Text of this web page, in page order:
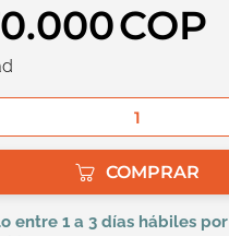
.000
COMPRAR
entre 1 a 3 días hábiles por